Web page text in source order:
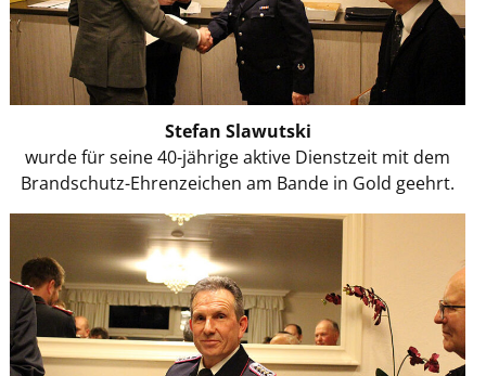
Stefan Slawutski
wurde für seine 40-jährige aktive Dienstzeit mit dem
Brandschutz-Ehrenzeichen am Bande in Gold geehrt.